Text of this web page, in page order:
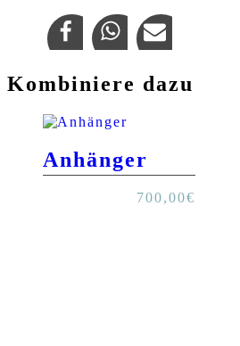
Kombiniere dazu
Anhänger
700,00€